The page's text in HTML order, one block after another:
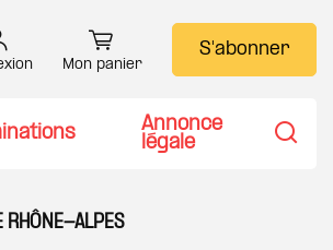
Mon panier
S'abonner
Annonce
légale
RHÔNE-ALPES